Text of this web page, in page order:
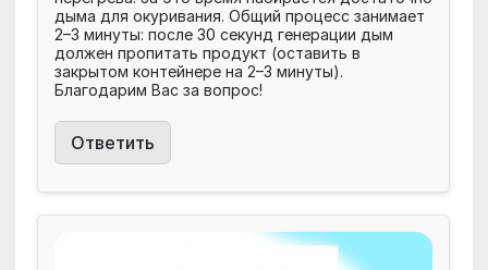
дыма для окуривания. Общий процесс занимает
2–3 минуты: после 30 секунд генерации дым
должен пропитать продукт (оставить в
закрытом контейнере на 2–3 минуты).
Благодарим Вас за вопрос!
Ответить